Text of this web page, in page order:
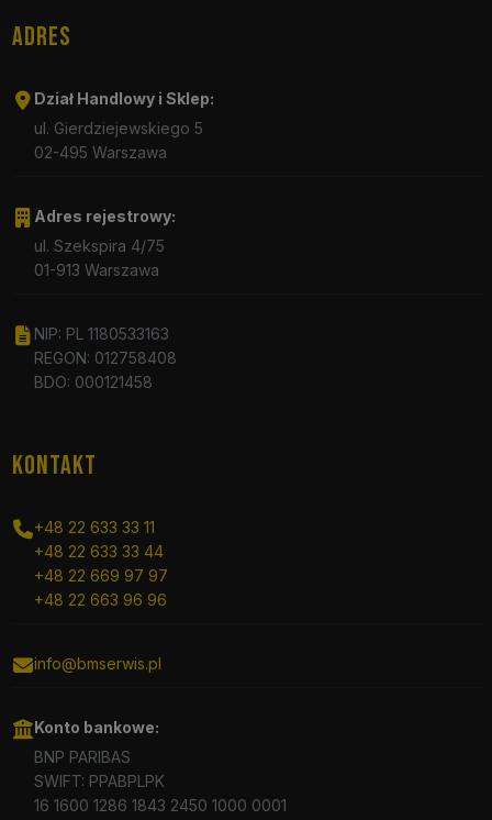
ADRES
Dział Handlowy i Sklep:
ul. Gierdziejewskiego 5
02-495 Warszawa
Adres rejestrowy:
ul. Szekspira 4/75
01-913 Warszawa
NIP: PL 1180533163
REGON: 012758408
BDO: 000121458
KONTAKT
+48 22 633 33 11
+48 22 633 33 44
+48 22 669 97 97
+48 22 663 96 96
info@bmserwis.pl
Konto bankowe:
BNP PARIBAS
SWIFT: PPABPLPK
16 1600 1286 1843 2450 1000 0001